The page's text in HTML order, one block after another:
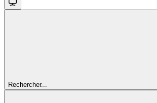
Rechercher...